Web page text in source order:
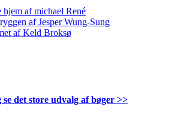
hjem af michael René
af Jesper Wung-Sung
af Keld Broksø
det store udvalg af bøger >>